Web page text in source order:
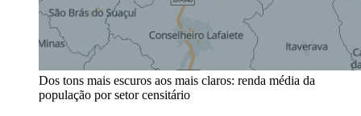
Dos tons mais escuros aos mais claros: renda média da
população por setor censitário